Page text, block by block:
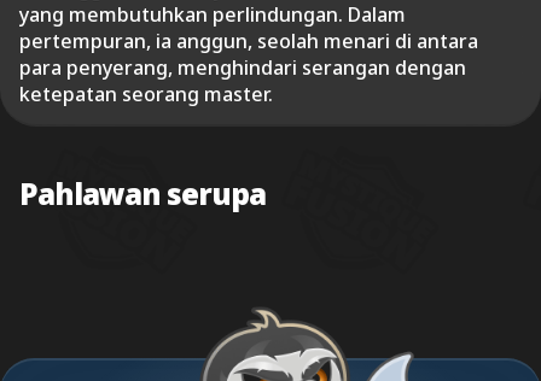
yang membutuhkan perlindungan. Dalam
pertempuran, ia anggun, seolah menari di antara
para penyerang, menghindari serangan dengan
ketepatan seorang master.
Pahlawan serupa